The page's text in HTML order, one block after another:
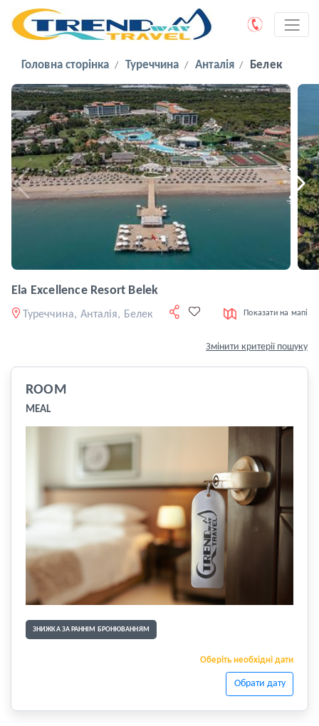
Головна сторінка Туреччина Анталія Белек
Ela Excellence Resort Belek
Туреччина, Анталія, Белек Показати на мапі
Змінити критерії пошуку
ROOM
MEAL
ЗНИЖКА ЗА РАННІМ БРОНЮВАННЯМ
Оберіть необхідні дати
Обрати дату